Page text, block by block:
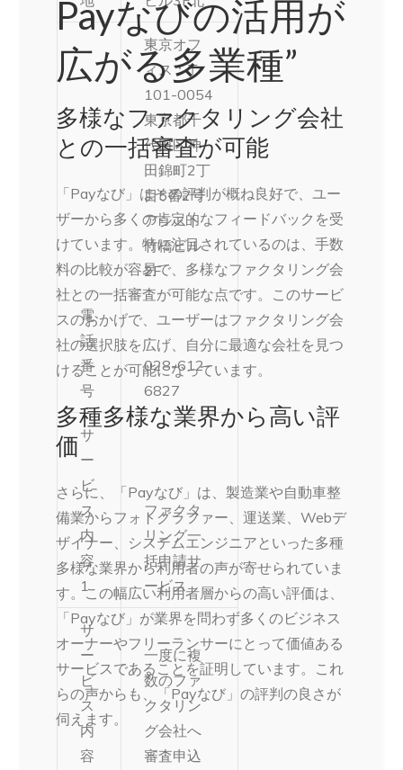
東京オフ
ィス：〒
101-0054
東京都千
代田区神
田錦町2丁
目5番2号
アシスト
竹橋ビル
2F
電
話
番
号
028-612-
6827
サ
ー
ビ
ス
内
容
1
ファクタ
リング一
括申請サ
ービス
サ
ー
ビ
ス
内
容
一度に複
数のファ
クタリン
グ会社へ
審査申込
Payなびの活用が
広がる多業種”
多様なファクタリング会社
との一括審査が可能
「Payなび」はその評判が概ね良好で、ユー
ザーから多くの肯定的なフィードバックを受
けています。特に注目されているのは、手数
料の比較が容易で、多様なファクタリング会
社との一括審査が可能な点です。このサービ
スのおかげで、ユーザーはファクタリング会
社の選択肢を広げ、自分に最適な会社を見つ
けることが可能になっています。
多種多様な業界から高い評
価
さらに、「Payなび」は、製造業や自動車整
備業からフォトグラファー、運送業、Webデ
ザイナー、システムエンジニアといった多種
多様な業界から利用者の声が寄せられていま
す。この幅広い利用者層からの高い評価は、
「Payなび」が業界を問わず多くのビジネス
オーナーやフリーランサーにとって価値ある
サービスであることを証明しています。これ
らの声からも、「Payなび」の評判の良さが
伺えます。